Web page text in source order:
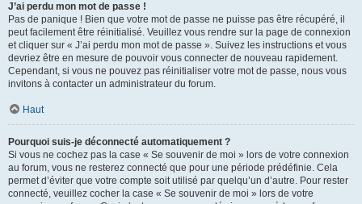
J’ai perdu mon mot de passe !
Pas de panique ! Bien que votre mot de passe ne puisse pas être récupéré, il
peut facilement être réinitialisé. Veuillez vous rendre sur la page de connexion
et cliquer sur « J’ai perdu mon mot de passe ». Suivez les instructions et vous
devriez être en mesure de pouvoir vous connecter de nouveau rapidement.
Cependant, si vous ne pouvez pas réinitialiser votre mot de passe, nous vous
invitons à contacter un administrateur du forum.
Haut
Pourquoi suis-je déconnecté automatiquement ?
Si vous ne cochez pas la case « Se souvenir de moi » lors de votre connexion
au forum, vous ne resterez connecté que pour une période prédéfinie. Cela
permet d’éviter que votre compte soit utilisé par quelqu’un d’autre. Pour rester
connecté, veuillez cocher la case « Se souvenir de moi » lors de votre